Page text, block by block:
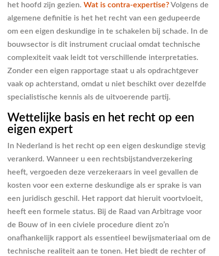
het hoofd zijn gezien. Wat is contra-expertise?Volgens de
algemene definitie is het het recht van een gedupeerde
om een eigen deskundige in te schakelen bij schade. In de
bouwsector is dit instrument cruciaal omdat technische
complexiteit vaak leidt tot verschillende interpretaties.
Zonder een eigen rapportage staat u als opdrachtgever
vaak op achterstand, omdat u niet beschikt over dezelfde
specialistische kennis als de uitvoerende partij.
Wettelijke basis en het recht op een
eigen expert
In Nederland is het recht op een eigen deskundige stevig
verankerd. Wanneer u een rechtsbijstandverzekering
heeft, vergoeden deze verzekeraars in veel gevallen de
kosten voor een externe deskundige als er sprake is van
een juridisch geschil. Het rapport dat hieruit voortvloeit,
heeft een formele status. Bij de Raad van Arbitrage voor
de Bouw of in een civiele procedure dient zo’n
onafhankelijk rapport als essentieel bewijsmateriaal om de
technische realiteit aan te tonen. Het biedt de rechter of